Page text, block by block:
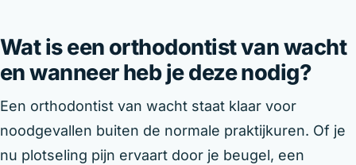
Wat is een orthodontist van wacht
en wanneer heb je deze nodig?
Een orthodontist van wacht staat klaar voor
noodgevallen buiten de normale praktijkuren. Of je
nu plotseling pijn ervaart door je beugel, een